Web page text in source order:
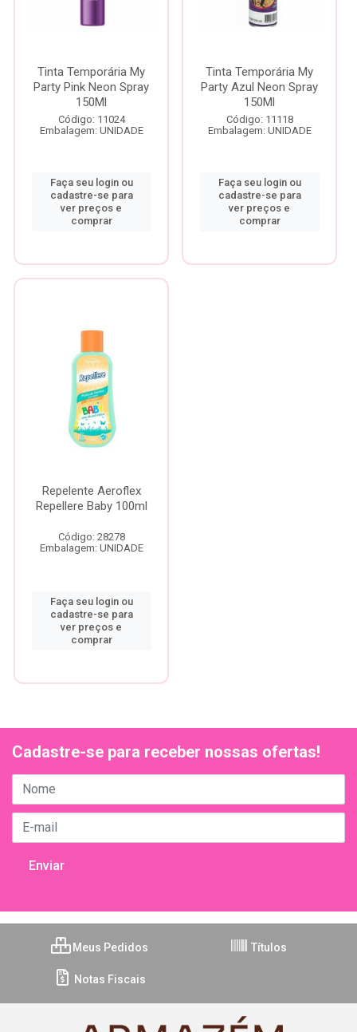
Tinta Temporária My
Party Pink Neon Spray
150Ml
Código: 11024
Embalagem: UNIDADE
Faça seu login ou
cadastre-se para
ver preços e
comprar
Tinta Temporária My
Party Azul Neon Spray
150Ml
Código: 11118
Embalagem: UNIDADE
Faça seu login ou
cadastre-se para
ver preços e
comprar
Repelente Aeroflex
Repellere Baby 100ml
Código: 28278
Embalagem: UNIDADE
Faça seu login ou
cadastre-se para
ver preços e
comprar
Cadastre-se para receber nossas ofertas!
Meus Pedidos Títulos
Notas Fiscais